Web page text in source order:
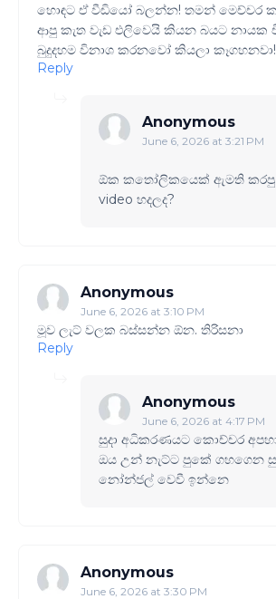
⁣හොඳට ඒ වීඩියෝ බලන්න! තමන් මෙච්චර
ආපු කැත වැඩ එලිවෙයි කියන බයට නායක
බුදුදහම විනාශ කරනවෝ කියලා කෑගහනවා!
Reply
Anonymous
June 6, 2026 at 3:21 PM
ඕක කතෝලිකයෙක් ඇමති
video හදලද?
Anonymous
June 6, 2026 at 3:10 PM
මූව ලැට් වලක බස්සන්න ඕන. තිරිසනා
Reply
Anonymous
June 6, 2026 at 4:17 PM
සුදා අධිකරණයට කොච්චර
ඔය උන් නැට්ට පුකේ ගහගෙන
නෝන්ජල් වෙවී ඉන්නෙ
Anonymous
June 6, 2026 at 3:30 PM